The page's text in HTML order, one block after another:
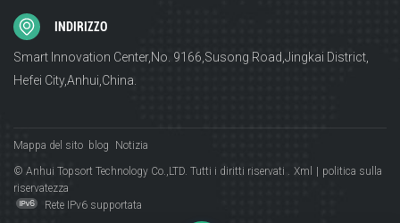
INDIRIZZO
Smart Innovation Center,No. 9166,Susong Road,Jingkai District,
Hefei City,Anhui,China.
Mappa del sito blog Notizia
© Anhui Topsort Technology Co.,LTD. Tutti i diritti riservati . Xml
politica sulla
riservatezza
Rete IPv6 supportata